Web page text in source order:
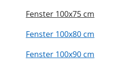
Fenster 100x75 cm
Fenster 100x80 cm
Fenster 100x90 cm